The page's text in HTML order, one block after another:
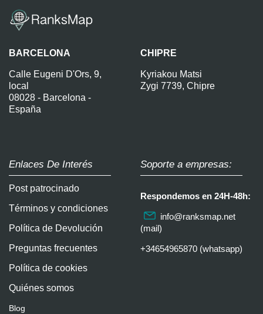
BARCELONA
Calle Eugeni D'Ors, 9,
local
08028 - Barcelona -
España
CHIPRE
Kyriakou Matsi
Zygi 7739, Chipre
Enlaces De Interés
Post patrocinado
Términos y condiciones
Política de Devolución
Preguntas frecuentes
Política de cookies
Quiénes somos
Blog
Soporte a empresas:
Respondemos en 24H-48h:
info@ranksmap.net
(mail)
+34654965870 (whatsapp)